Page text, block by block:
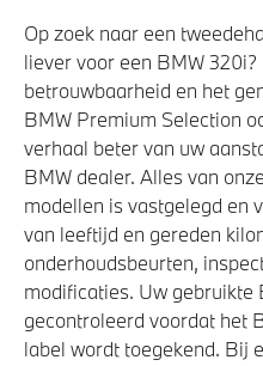
Massagefunctie voor
Bekerhouders met
Comfort Access
Driving Assistant
Parking Assistant
Soft-Close-Automatic
Automatisch dimmende
bestuurderzijde
Alarmsysteem klasse 3
Op zoek naar een
liever voor een BMW
betrouwbaarheid en het
BMW Premium Selection
verhaal beter van uw
BMW dealer. Alles van
modellen is vastgelegd en
van leeftijd en gereden
onderhoudsbeurten,
modificaties. Uw gebruikte
gecontroleerd voordat het
label wordt toegekend. Bij